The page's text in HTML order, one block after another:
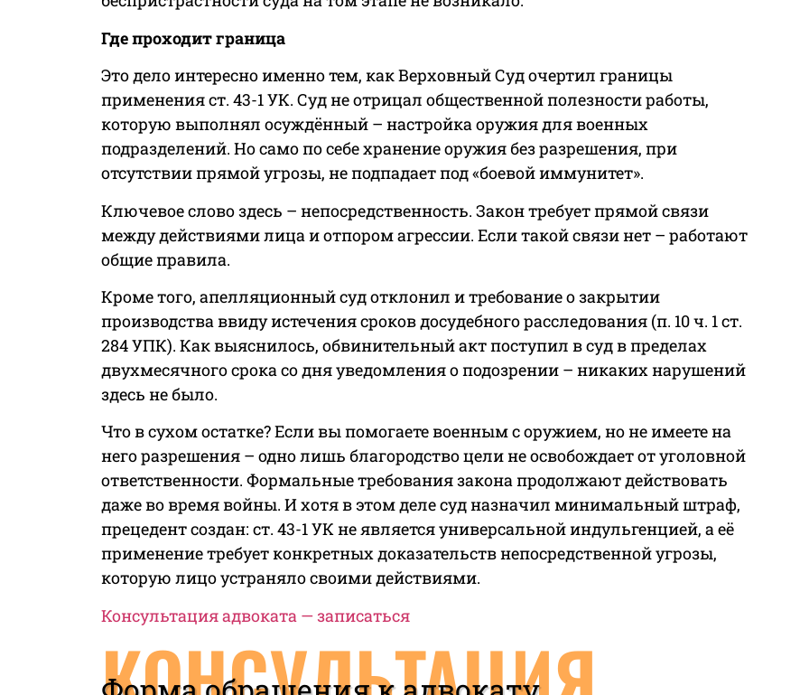
Где проходит граница
Это дело интересно именно тем, как Верховный Суд очертил границы
применения ст. 43-1 УК. Суд не отрицал общественной полезности работы,
которую выполнял осуждённый – настройка оружия для военных
подразделений. Но само по себе хранение оружия без разрешения, при
отсутствии прямой угрозы, не подпадает под «боевой иммунитет».
Ключевое слово здесь – непосредственность. Закон требует прямой связи
между действиями лица и отпором агрессии. Если такой связи нет – работают
общие правила.
Кроме того, апелляционный суд отклонил и требование о закрытии
производства ввиду истечения сроков досудебного расследования (п. 10 ч. 1 ст.
284 УПК). Как выяснилось, обвинительный акт поступил в суд в пределах
двухмесячного срока со дня уведомления о подозрении – никаких нарушений
здесь не было.
Что в сухом остатке? Если вы помогаете военным с оружием, но не имеете на
него разрешения – одно лишь благородство цели не освобождает от уголовной
ответственности. Формальные требования закона продолжают действовать
даже во время войны. И хотя в этом деле суд назначил минимальный штраф,
прецедент создан: ст. 43-1 УК не является универсальной индульгенцией, а её
применение требует конкретных доказательств непосредственной угрозы,
которую лицо устраняло своими действиями.
Консультация адвоката — записаться